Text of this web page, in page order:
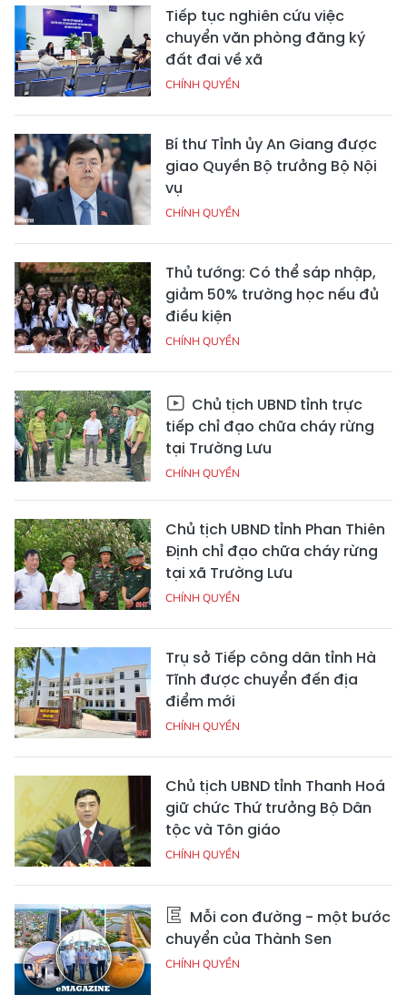
Tiếp tục nghiên cứu việc
chuyển văn phòng đăng ký
đất đai về xã
CHÍNH QUYỀN
Bí thư Tỉnh ủy An Giang được
giao Quyền Bộ trưởng Bộ Nội
vụ
CHÍNH QUYỀN
Thủ tướng: Có thể sáp nhập,
giảm 50% trường học nếu đủ
điều kiện
CHÍNH QUYỀN
Chủ tịch UBND tỉnh trực
tiếp chỉ đạo chữa cháy rừng
tại Trường Lưu
CHÍNH QUYỀN
Chủ tịch UBND tỉnh Phan Thiên
Định chỉ đạo chữa cháy rừng
tại xã Trường Lưu
CHÍNH QUYỀN
Trụ sở Tiếp công dân tỉnh Hà
Tĩnh được chuyển đến địa
điểm mới
CHÍNH QUYỀN
Chủ tịch UBND tỉnh Thanh Hoá
giữ chức Thứ trưởng Bộ Dân
tộc và Tôn giáo
CHÍNH QUYỀN
Mỗi con đường - một bước
chuyển của Thành Sen
CHÍNH QUYỀN